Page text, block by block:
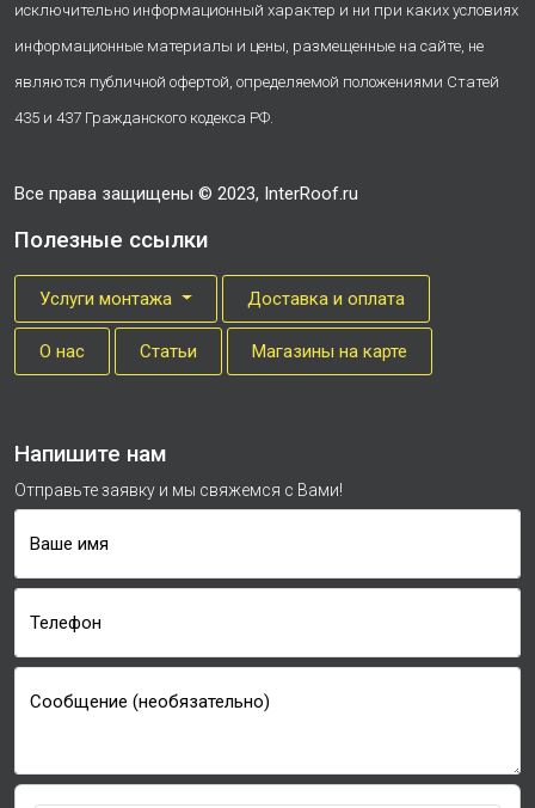
исключительно информационный характер и ни при каких условиях
информационные материалы и цены, размещенные на сайте, не
являются публичной офертой, определяемой положениями Статей
435 и 437 Гражданского кодекса РФ.
Все права защищены © 2023, InterRoof.ru
Полезные ссылки
Услуги монтажа Доставка и оплата
О нас Cтатьи Магазины на карте
Напишите нам
Отправьте заявку и мы свяжемся с Вами!
Ваше имя
Телефон
Сообщение (необязательно)